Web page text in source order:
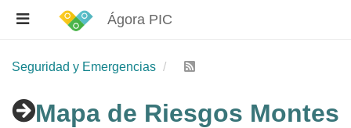
Ágora PIC
Seguridad y Emergencias
Mapa de Riesgos Montes